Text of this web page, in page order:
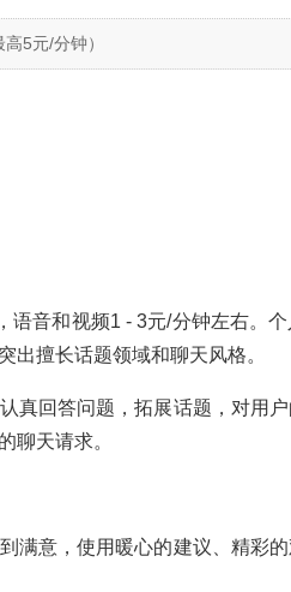
高5元/分钟）
语音和视频1 - 3元/分钟左右。
出擅长话题领域和聊天风格。
真回答问题，拓展话题，对用
聊天请求。
满意，使用暖心的建议、精彩